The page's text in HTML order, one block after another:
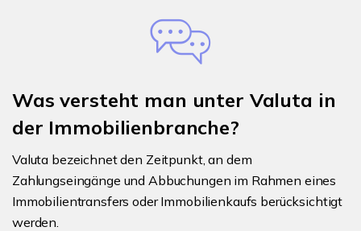
Was versteht man unter Valuta in
der Immobilienbranche?
Valuta bezeichnet den Zeitpunkt, an dem
Zahlungseingänge und Abbuchungen im Rahmen eines
Immobilientransfers oder Immobilienkaufs berücksichtigt
werden.